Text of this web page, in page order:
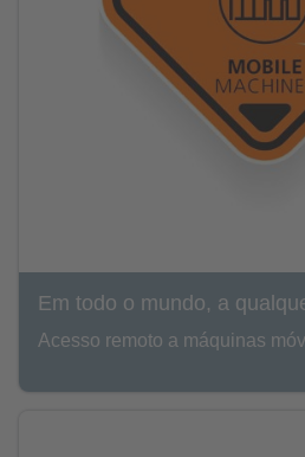
Em todo o mundo, a
Acesso remoto a máquinas